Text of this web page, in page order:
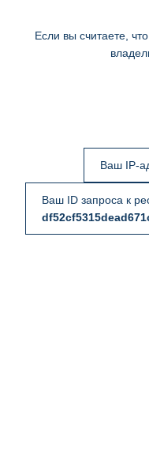
Если вы считаете,
Ваш IP-
Ваш ID запроса к